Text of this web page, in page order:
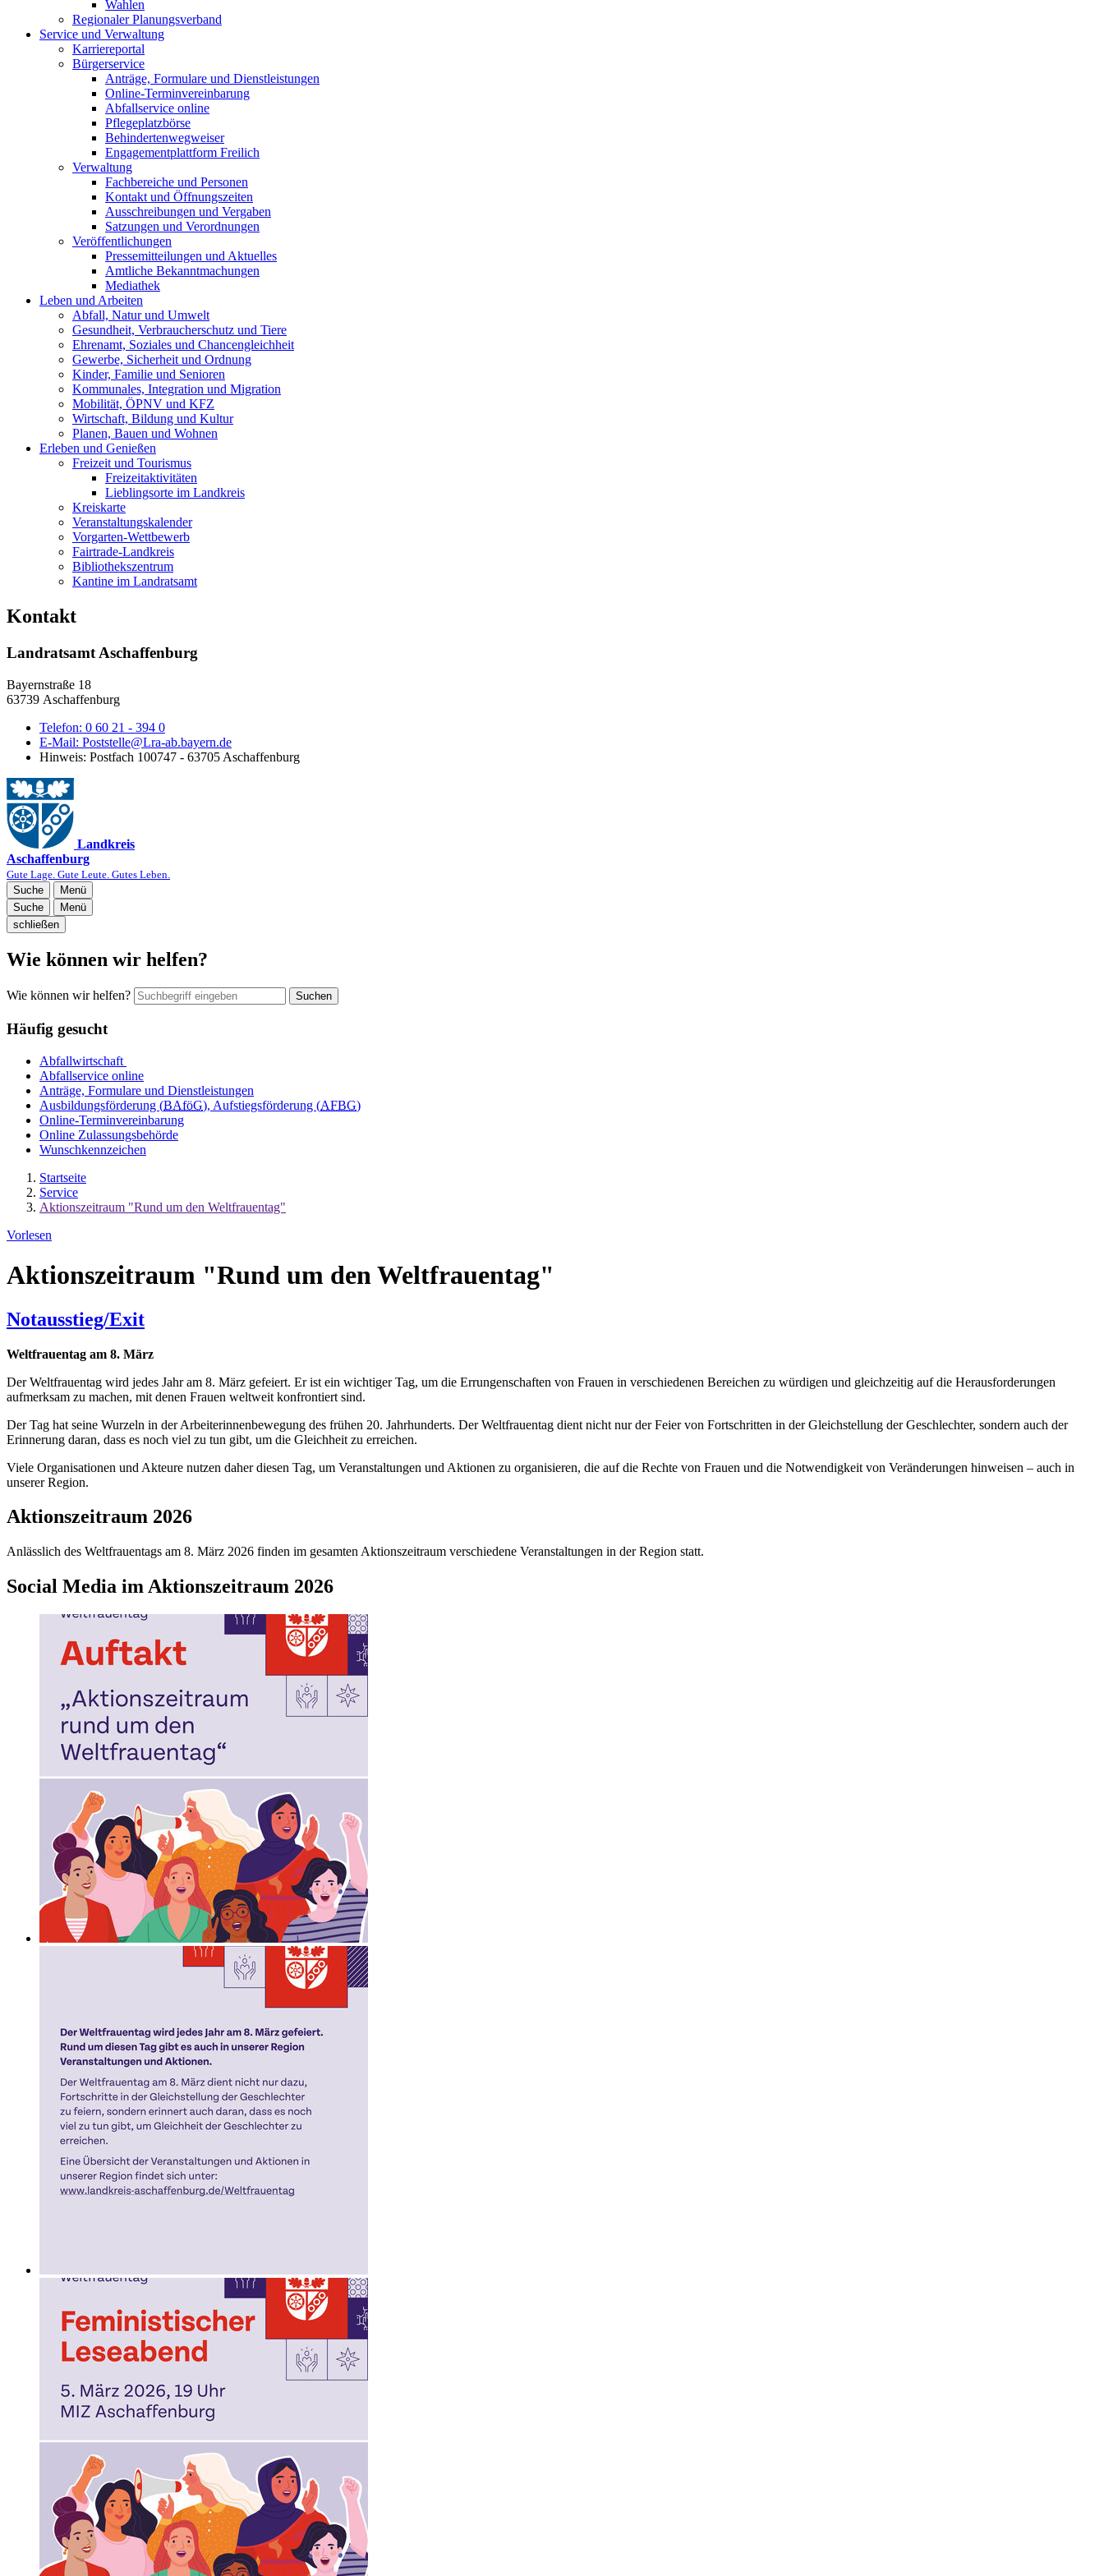
Wahlen
Regionaler Planungsverband
Service und Verwaltung
Karriereportal
Bürgerservice
Anträge, Formulare und Dienstleistungen
Online-Terminvereinbarung
Abfallservice online
Pflegeplatzbörse
Behindertenwegweiser
Engagementplattform Freilich
Verwaltung
Fachbereiche und Personen
Kontakt und Öffnungszeiten
Ausschreibungen und Vergaben
Satzungen und Verordnungen
Veröffentlichungen
Pressemitteilungen und Aktuelles
Amtliche Bekanntmachungen
Mediathek
Leben und Arbeiten
Abfall, Natur und Umwelt
Gesundheit, Verbraucherschutz und Tiere
Ehrenamt, Soziales und Chancengleichheit
Gewerbe, Sicherheit und Ordnung
Kinder, Familie und Senioren
Kommunales, Integration und Migration
Mobilität, ÖPNV und KFZ
Wirtschaft, Bildung und Kultur
Planen, Bauen und Wohnen
Erleben und Genießen
Freizeit und Tourismus
Freizeitaktivitäten
Lieblingsorte im Landkreis
Kreiskarte
Veranstaltungskalender
Vorgarten-Wettbewerb
Fairtrade-Landkreis
Bibliothekszentrum
Kantine im Landratsamt
Kontakt
Landratsamt Aschaffenburg
Bayernstraße 18
63739 Aschaffenburg
Telefon: 0 60 21 - 394 0
E-Mail: Poststelle@Lra-ab.bayern.de
Hinweis: Postfach 100747 - 63705 Aschaffenburg
Landkreis
Aschaffenburg
Gute Lage. Gute Leute. Gutes Leben.
Suche
Menü
Suche
Menü
schließen
Wie können wir helfen?
Wie können wir helfen? Suchen
Häufig gesucht
Abfallwirtschaft
Abfallservice online
Anträge, Formulare und Dienstleistungen
Ausbildungsförderung (BAföG), Aufstiegsförderung (AFBG)
Online-Terminvereinbarung
Online Zulassungsbehörde
Wunschkennzeichen
Startseite
Service
Aktionszeitraum "Rund um den Weltfrauentag"
Vorlesen
Aktionszeitraum "Rund um den Weltfrauentag"
Notausstieg/Exit
Weltfrauentag am 8. März
Der Weltfrauentag wird jedes Jahr am 8. März gefeiert. Er ist ein wichtiger Tag, um die Errungenschaften von Frauen in verschiedenen Bereichen zu würdigen und gleichzeitig auf die Herausforderungen
aufmerksam zu machen, mit denen Frauen weltweit konfrontiert sind.
Der Tag hat seine Wurzeln in der Arbeiterinnenbewegung des frühen 20. Jahrhunderts. Der Weltfrauentag dient nicht nur der Feier von Fortschritten in der Gleichstellung der Geschlechter, sondern auch der
Erinnerung daran, dass es noch viel zu tun gibt, um die Gleichheit zu erreichen.
Viele Organisationen und Akteure nutzen daher diesen Tag, um Veranstaltungen und Aktionen zu organisieren, die auf die Rechte von Frauen und die Notwendigkeit von Veränderungen hinweisen – auch in
unserer Region.
Aktionszeitraum 2026
Anlässlich des Weltfrauentags am 8. März 2026 finden im gesamten Aktionszeitraum verschiedene Veranstaltungen in der Region statt.
Social Media im Aktionszeitraum 2026